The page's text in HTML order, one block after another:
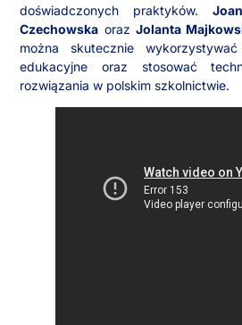
doświadczonych praktyków.
Czechowska oraz Jolanta
można skutecznie
edukacyjne oraz stosować
rozwiązania w polskim szkolnictwie.